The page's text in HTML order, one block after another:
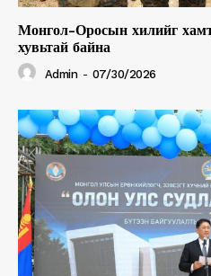
Монгол-Оросын хилийг
хувьтай байна
Admin - 07/30/2026